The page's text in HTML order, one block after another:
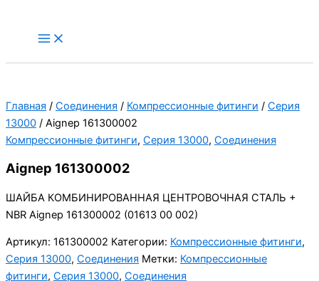
Main
Menu
Главная / Соединения / Компрессионные фитинги / Серия
13000 / Aignep 161300002
Компрессионные фитинги, Серия 13000, Соединения
Aignep 161300002
ШАЙБА КОМБИНИРОВАННАЯ ЦЕНТРОВОЧНАЯ СТАЛЬ +
NBR Aignep 161300002 (01613 00 002)
Артикул: 161300002 Категории: Компрессионные фитинги,
Серия 13000, Соединения Метки: Компрессионные
фитинги, Серия 13000, Соединения